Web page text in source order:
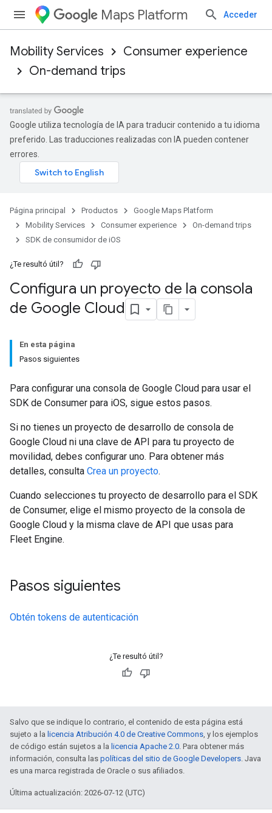
Maps Platform Acceder
Mobility Services
Consumer experience
On-demand trips
Google utiliza tecnología de IA para traducir contenido a tu idioma
preferido. Las traducciones realizadas con IA pueden contener
errores.
Página principal Productos
Google Maps Platform
Mobility Services
Consumer experience
On-demand trips
SDK de consumidor de iOS
¿Te resultó útil?
Configura un proyecto de la consola
de Google Cloud
En esta página
Pasos siguientes
Para configurar una consola de Google Cloud para usar el
SDK de Consumer para iOS, sigue estos pasos.
Si no tienes un proyecto de desarrollo de consola de
Google Cloud ni una clave de API para tu proyecto de
movilidad, debes configurar uno. Para obtener más
detalles, consulta Crea un proyecto.
Cuando selecciones tu proyecto de desarrollo para el SDK
de Consumer, elige el mismo proyecto de la consola de
Google Cloud y la misma clave de API que usas para
Fleet Engine.
Pasos siguientes
Obtén tokens de autenticación
¿Te resultó útil?
Salvo que se indique lo contrario, el contenido de esta página está
sujeto a la licencia Atribución 4.0 de Creative Commons, y los ejemplos
de código están sujetos a la licencia Apache 2.0. Para obtener más
información, consulta las políticas del sitio de Google Developers. Java
es una marca registrada de Oracle o sus afiliados.
Última actualización: 2026-07-12 (UTC)